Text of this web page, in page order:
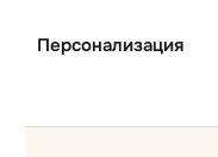
Персонализация